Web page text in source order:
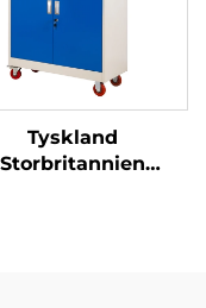
Tyskland
Storbritannien